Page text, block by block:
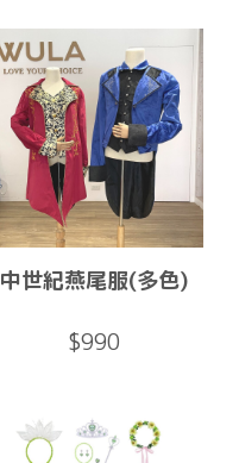
中世紀燕尾服(多色)
$990